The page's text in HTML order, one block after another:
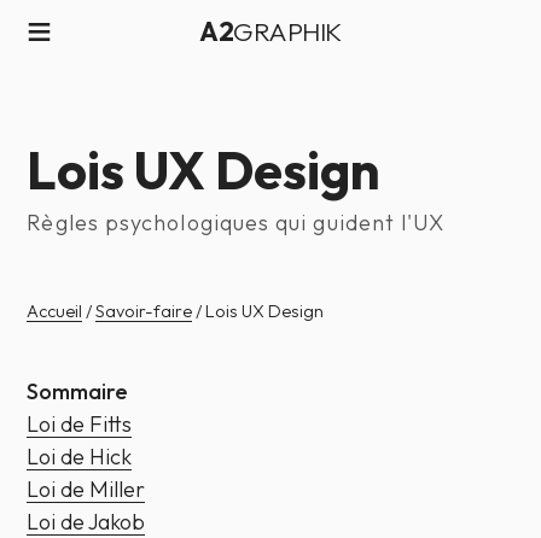
A2GRAPHIK
≡
Lois UX Design
Règles psychologiques qui guident l'UX
Accueil /Savoir-faire/ Lois UX Design
Sommaire
Loi de Fitts
Loi de Hick
Loi de Miller
Loi de Jakob